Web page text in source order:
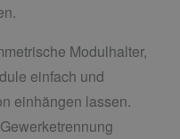
Modulhalter,
einfach und
einhängen lassen.